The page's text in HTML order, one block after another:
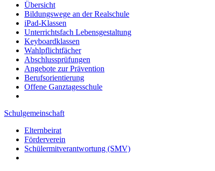
Übersicht
Bildungswege an der Realschule
iPad-Klassen
Unterrichtsfach Lebensgestaltung
Keyboardklassen
Wahlpflichtfächer
Abschlussprüfungen
Angebote zur Prävention
Berufsorientierung
Offene Ganztagesschule
Schulgemeinschaft
Elternbeirat
Förderverein
Schülermitverantwortung (SMV)